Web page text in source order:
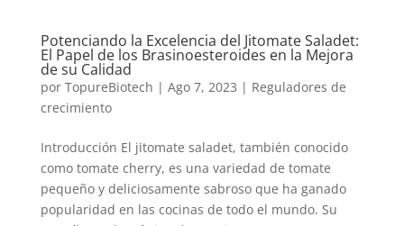
Potenciando la Excelencia del Jitomate Saladet:
El Papel de los Brasinoesteroides en la Mejora
de su Calidad
por TopureBiotech | Ago 7, 2023 | Reguladores de
crecimiento
Introducción El jitomate saladet, también conocido
como tomate cherry, es una variedad de tomate
pequeño y deliciosamente sabroso que ha ganado
popularidad en las cocinas de todo el mundo. Su